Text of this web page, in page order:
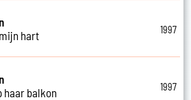
hart
1997
haar balkon
1997